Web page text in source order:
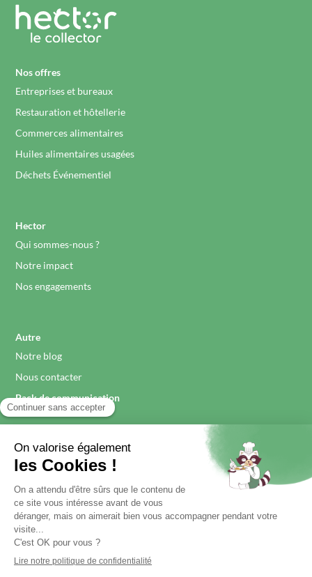
Nos offres
Entreprises et bureaux
Restauration et hôtellerie
Commerces alimentaires
Huiles alimentaires usagées
Déchets Événementiel
Hector
Qui sommes-nous ?
Notre impact
Nos engagements
Autre
Notre blog
Nous contacter
Pack de communication
Légal
Mentions légales
Politique de confidentialité
Réalisé parStandOut France